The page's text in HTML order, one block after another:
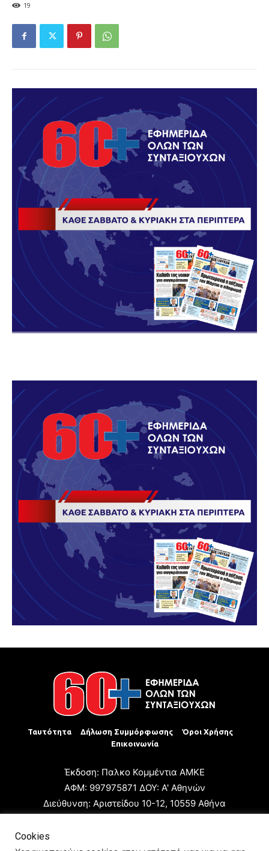
19
Ταυτότητα Δήλωση Συμμόρφωσης
Όροι Χρήσης
Επικοινωνία
Έκδοση: Παλκο Κομμέντια ΑΜΚΕ
ΑΦΜ: 997975871 ΔΟΥ: Α' Αθηνών
Διεύθυνση: Αριστείδου 10-12, 10559 Αθήνα
Cookies